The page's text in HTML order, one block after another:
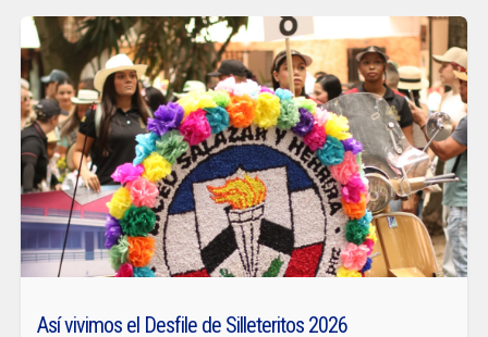
Así vivimos el Desfile de Silleteritos 2026